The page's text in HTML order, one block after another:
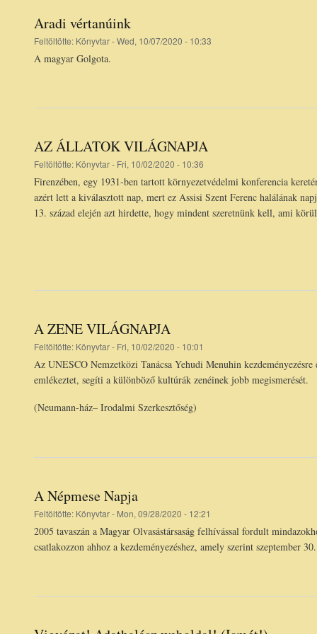
Aradi vértanúink
Feltöltötte: Könyvtar- Wed, 10/07/2020 - 10:33
A magyar Golgota.
AZ ÁLLATOK VILÁGNAPJA
Feltöltötte: Könyvtar- Fri, 10/02/2020 - 10:36
Firenzében, egy 1931-ben tartott környezetvédelmi konferencia
azért lett a kiválasztott nap, mert ez Assisi Szent Ferenc halálának
13. század elején azt hirdette, hogy mindent szeretnünk kell, ami
A ZENE VILÁGNAPJA
Feltöltötte: Könyvtar- Fri, 10/02/2020 - 10:01
Az UNESCO Nemzetközi Tanácsa Yehudi Menuhin
emlékeztet, segíti a különböző kultúrák zenéinek jobb megismerését.
(Neumann-ház– Irodalmi Szerkesztőség)
A Népmese Napja
Feltöltötte: Könyvtar- Mon, 09/28/2020 - 12:21
2005 tavaszán a Magyar Olvasástársaság felhívással fordult
csatlakozzon ahhoz a kezdeményezéshez, amely szerint szeptember